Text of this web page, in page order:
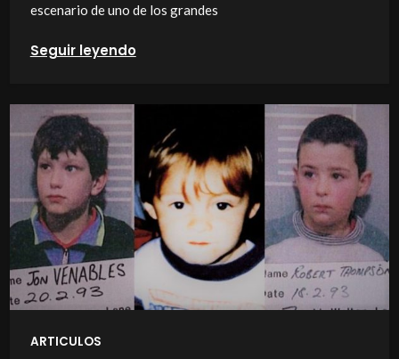
escenario de uno de los grandes
Seguir leyendo
ARTICULOS